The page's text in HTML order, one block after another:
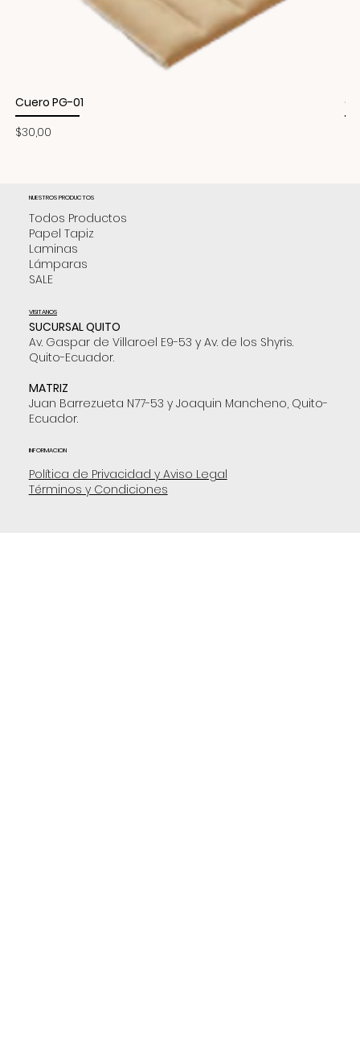
Cuero PG-01
Precio
$30,00
NUESTROS PRODUCTOS
Todos Productos
Papel Tapiz
Laminas
Lámparas
SALE
VISITANOS
SUCURSAL QUITO
Av. Gaspar de Villaroel E9-53 y Av. de los Shyris.
Quito-Ecuador.
MATRIZ
Juan Barrezueta N77-53 y Joaquin Mancheno, Quito-
Ecuador.
INFORMACION
Política de Privacidad y Aviso Legal
Términos y Condiciones